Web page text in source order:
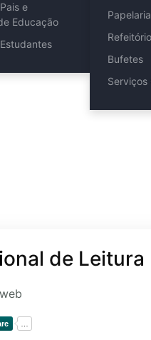
e
Educação
Bufetes
Serviços
de Leitura